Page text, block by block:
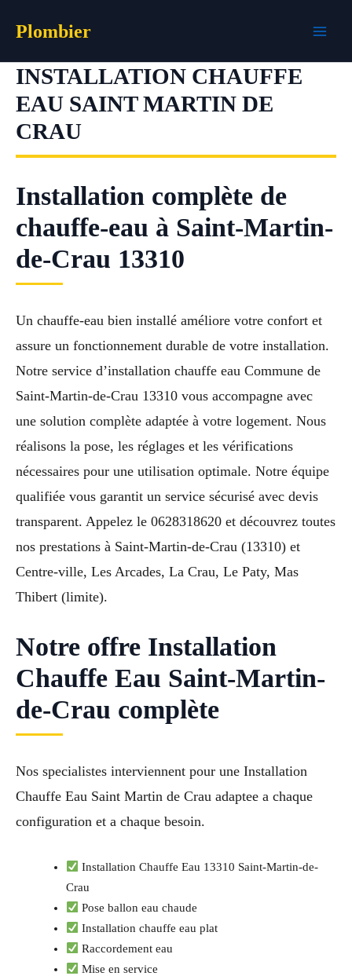
Plombier
INSTALLATION CHAUFFE
EAU SAINT MARTIN DE
CRAU
Installation complète de
chauffe-eau à Saint-Martin-
de-Crau 13310
Un chauffe-eau bien installé améliore votre confort et
assure un fonctionnement durable de votre installation.
Notre service d’installation chauffe eau Commune de
Saint-Martin-de-Crau 13310 vous accompagne avec
une solution complète adaptée à votre logement. Nous
réalisons la pose, les réglages et les vérifications
nécessaires pour une utilisation optimale. Notre équipe
qualifiée vous garantit un service sécurisé avec devis
transparent. Appelez le 0628318620 et découvrez toutes
nos prestations à Saint-Martin-de-Crau (13310) et
Centre-ville, Les Arcades, La Crau, Le Paty, Mas
Thibert (limite).
Notre offre Installation
Chauffe Eau Saint-Martin-
de-Crau complète
Nos specialistes interviennent pour une Installation
Chauffe Eau Saint Martin de Crau adaptee a chaque
configuration et a chaque besoin.
Installation Chauffe Eau 13310 Saint-Martin-de-
Crau
Pose ballon eau chaude
Installation chauffe eau plat
Raccordement eau
Mise en service